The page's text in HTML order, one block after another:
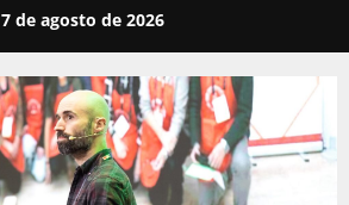
7 de agosto de 2026